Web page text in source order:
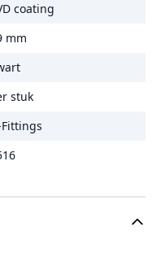
coating
mm
stuk
Fittings